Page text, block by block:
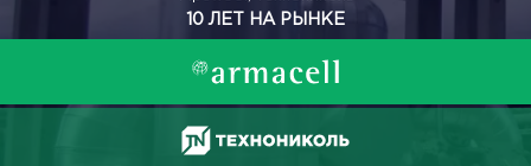
10 ЛЕТ НА РЫНКЕ